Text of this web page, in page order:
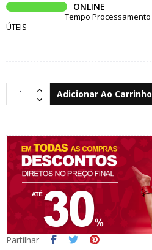
ONLINE
Tempo
ÚTEIS
Adicionar Ao Carrinho
Partilhar